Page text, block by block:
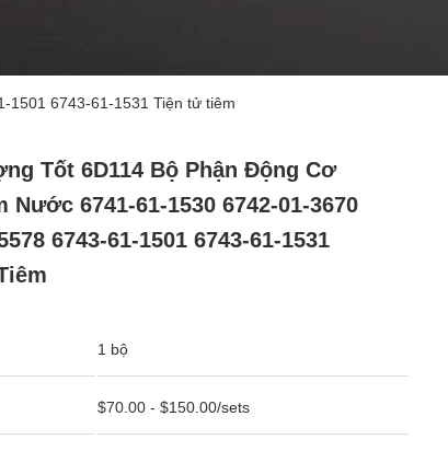
1501 6743-61-1531 Tiện tử tiêm
Tốt 6D114 Bộ Phận Động Cơ
Nước 6741-61-1530 6742-01-3670
6743-61-1501 6743-61-1531
1 bộ
$70.00 - $150.00/sets